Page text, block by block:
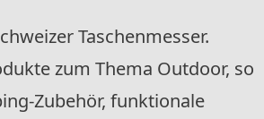
Taschenmesser.
zum Thema Outdoor, so
Zubehör, funktionale